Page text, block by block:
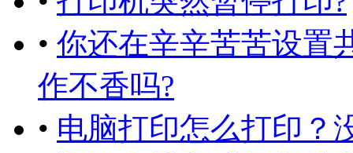
• 你还在辛辛苦苦设置
作不香吗?
• 电脑打印怎么打印？